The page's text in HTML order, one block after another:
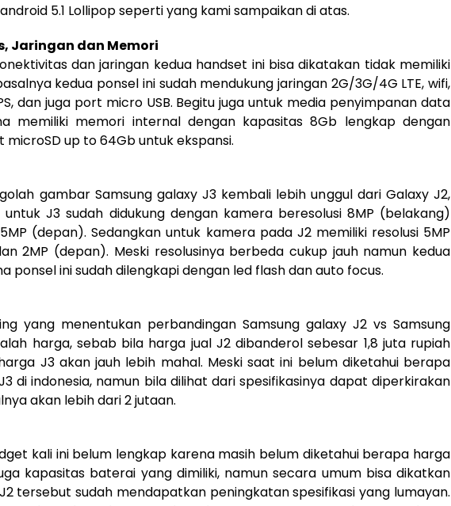
5.1 Lollipop seperti yang kami sampaikan di atas.
Jaringan dan Memori
dan jaringan kedua handset ini bisa dikatakan tidak memiliki
kedua ponsel ini sudah mendukung jaringan 2G/3G/4G LTE, wifi,
dan juga port micro USB. Begitu juga untuk media penyimpanan data
memiliki memori internal dengan kapasitas 8Gb lengkap dengan
microSD up to 64Gb untuk ekspansi.
gambar Samsung galaxy J3 kembali lebih unggul dari Galaxy J2,
J3 sudah didukung dengan kamera beresolusi 8MP (belakang)
(depan). Sedangkan untuk kamera pada J2 memiliki resolusi 5MP
2MP (depan). Meski resolusinya berbeda cukup jauh namun kedua
ponsel ini sudah dilengkapi dengan led flash dan auto focus.
yang menentukan perbandingan Samsung galaxy J2 vs Samsung
harga, sebab bila harga jual J2 dibanderol sebesar 1,8 juta rupiah
J3 akan jauh lebih mahal. Meski saat ini belum diketahui berapa
di indonesia, namun bila dilihat dari spesifikasinya dapat diperkirakan
akan lebih dari 2 jutaan.
kali ini belum lengkap karena masih belum diketahui berapa harga
kapasitas baterai yang dimiliki, namun secara umum bisa dikatkan
tersebut sudah mendapatkan peningkatan spesifikasi yang lumayan.